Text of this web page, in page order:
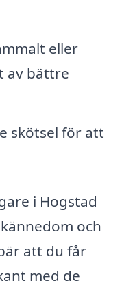
eller
av bättre
skötsel för att
i Hogstad
och
att du får
med de